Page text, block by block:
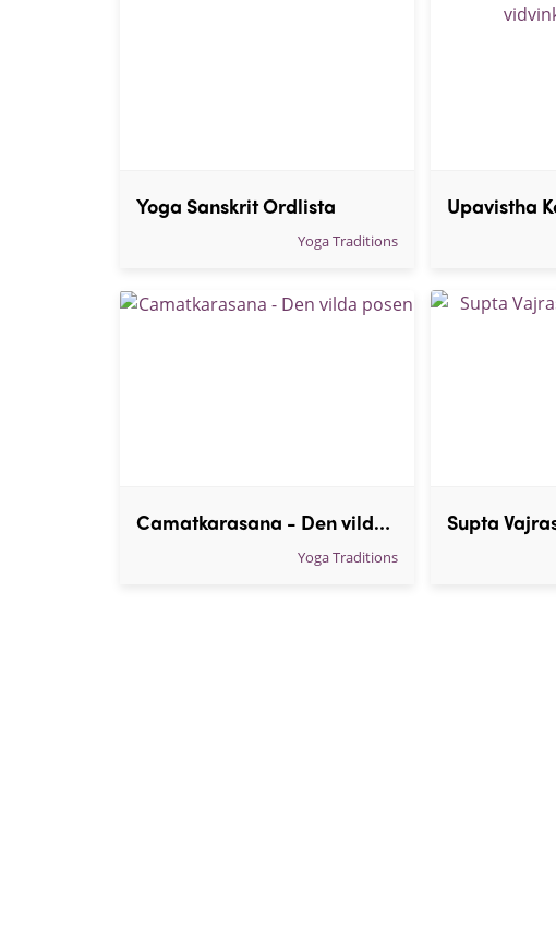
Yoga Sanskrit Ordlista
Yoga Traditions
Camatkarasana - Den vilda posen
Yoga Traditions